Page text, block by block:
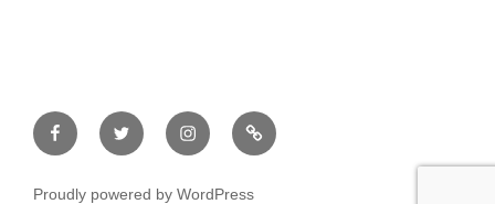
FacebookTwitter Instagram
メ
ー
Proudly powered by WordPress